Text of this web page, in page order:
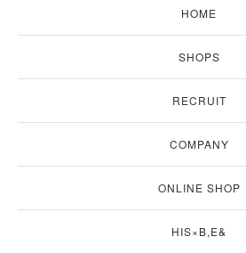
HOME
SHOPS
RECRUIT
COMPANY
ONLINE SHOP
HIS×B,E&